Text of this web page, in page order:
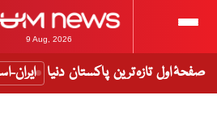
9 Aug, 2026
صفحۂ اول تازہ ترین پاکستان دنیا ایران-